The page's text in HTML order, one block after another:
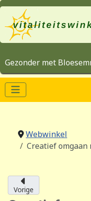
Gezonder met
Webwinkel
Creatief omgaan
Vorige